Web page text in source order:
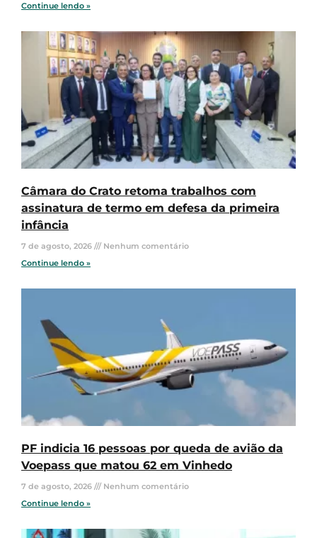
Continue lendo »
Câmara do Crato retoma trabalhos com
assinatura de termo em defesa da primeira
infância
7 de agosto, 2026
Nenhum comentário
Continue lendo »
PF indicia 16 pessoas por queda de avião da
Voepass que matou 62 em Vinhedo
7 de agosto, 2026
Nenhum comentário
Continue lendo »